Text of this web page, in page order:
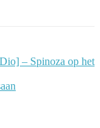
– Spinoza op het